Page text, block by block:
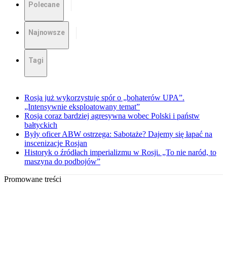
Polecane
Najnowsze
Tagi
Rosja już wykorzystuje spór o „bohaterów UPA”.
„Intensywnie eksploatowany temat”
Rosja coraz bardziej agresywna wobec Polski i państw
bałtyckich
Były oficer ABW ostrzega: Sabotaże? Dajemy się łapać na
inscenizacje Rosjan
Historyk o źródłach imperializmu w Rosji. „To nie naród, to
maszyna do podbojów”
Promowane treści